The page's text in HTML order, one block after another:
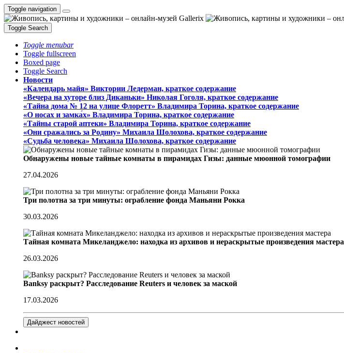
Toggle navigation
Toggle Search
Toggle menubar
Toggle fullscreen
Boxed page
Toggle Search
Новости
«Календарь майя» Виктории Ледерман, краткое содержание
«Вечера на хуторе близ Диканьки» Николая Гоголя, краткое содержание
«Тайна дома № 12 на улице Флоретт» Владимира Торина, краткое содержание
«О носах и замка́х» Владимира Торина, краткое содержание
«Тайны старой аптеки» Владимира Торина, краткое содержание
«Они сражались за Родину» Михаила Шолохова, краткое содержание
«Судьба человека» Михаила Шолохова, краткое содержание
Обнаружены новые тайные комнаты в пирамидах Гизы: данные мюонной томографии
27.04.2026
Три полотна за три минуты: ограбление фонда Маньяни Рокка
30.03.2026
Тайная комната Микеланджело: находка из архивов и нераскрытые произведения мастера
26.03.2026
Banksy раскрыт? Расследование Reuters и человек за маской
17.03.2026
Дайджест новостей